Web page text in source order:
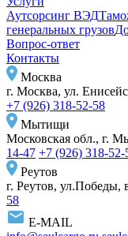
Аутсорсинг ВЭД
генеральных грузов
Вопрос-ответ
Контакты
Москва
г. Москва, ул.
+7 (926) 318-52-58
Мытищи
Московская обл., г.
14-47 +7 (926) 318-52-
Реутов
г. Реутов, ул.Победы,
58
E-MAIL